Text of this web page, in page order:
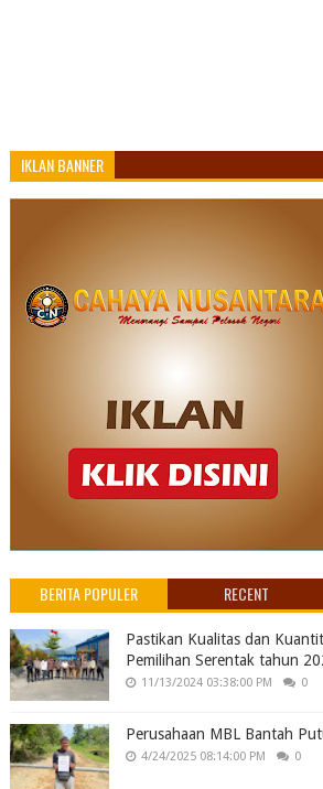
IKLAN BANNER
BERITA POPULER RECENT
Pastikan Kualitas dan
Pemilihan Serentak tahun
11/13/2024 03:38:00 PM 0
Perusahaan MBL Bantah
4/24/2025 08:14:00 PM 0